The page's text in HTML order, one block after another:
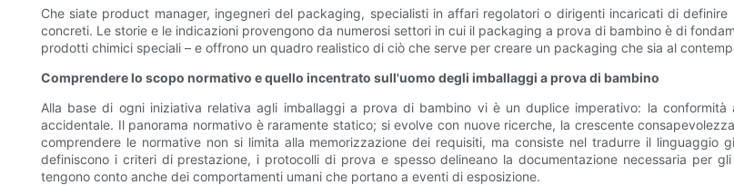
Che siate product manager, ingegneri del packaging, specialisti in affari regolatori o dirigenti incaricati di
concreti. Le storie e le indicazioni provengono da numerosi settori in cui il packaging a prova di bambino è di
prodotti chimici speciali – e offrono un quadro realistico di ciò che serve per creare un packaging che sia al
Comprendere lo scopo normativo e quello incentrato sull'uomo degli imballaggi a prova di bambino
Alla base di ogni iniziativa relativa agli imballaggi a prova di bambino vi è un duplice imperativo: la
accidentale. Il panorama normativo è raramente statico; si evolve con nuove ricerche, la crescente
comprendere le normative non si limita alla memorizzazione dei requisiti, ma consiste nel tradurre il
definiscono i criteri di prestazione, i protocolli di prova e spesso delineano la documentazione necessaria per
tengono conto anche dei comportamenti umani che portano a eventi di esposizione.